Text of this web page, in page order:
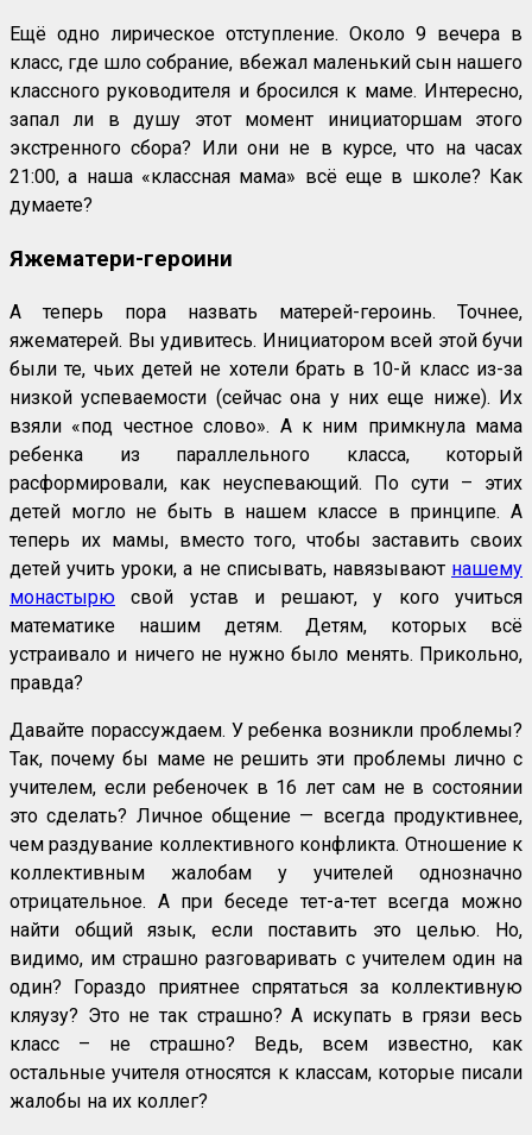
Ещё одно лирическое отступление. Около 9 вечера в
класс, где шло собрание, вбежал маленький сын нашего
классного руководителя и бросился к маме. Интересно,
запал ли в душу этот момент инициаторшам этого
экстренного сбора? Или они не в курсе, что на часах
21:00, а наша «классная мама» всё еще в школе? Как
думаете?
Яжематери-героини
А теперь пора назвать матерей-героинь. Точнее,
яжематерей. Вы удивитесь. Инициатором всей этой бучи
были те, чьих детей не хотели брать в 10-й класс из-за
низкой успеваемости (сейчас она у них еще ниже). Их
взяли «под честное слово». А к ним примкнула мама
ребенка из параллельного класса, который
расформировали, как неуспевающий. По сути – этих
детей могло не быть в нашем классе в принципе. А
теперь их мамы, вместо того, чтобы заставить своих
детей учить уроки, а не списывать, навязывают нашему
монастырю свой устав и решают, у кого учиться
математике нашим детям. Детям, которых всё
устраивало и ничего не нужно было менять. Прикольно,
правда?
Давайте порассуждаем. У ребенка возникли проблемы?
Так, почему бы маме не решить эти проблемы лично с
учителем, если ребеночек в 16 лет сам не в состоянии
это сделать? Личное общение — всегда продуктивнее,
чем раздувание коллективного конфликта. Отношение к
коллективным жалобам у учителей однозначно
отрицательное. А при беседе тет-а-тет всегда можно
найти общий язык, если поставить это целью. Но,
видимо, им страшно разговаривать с учителем один на
один? Гораздо приятнее спрятаться за коллективную
кляузу? Это не так страшно? А искупать в грязи весь
класс – не страшно? Ведь, всем известно, как
остальные учителя относятся к классам, которые писали
жалобы на их коллег?